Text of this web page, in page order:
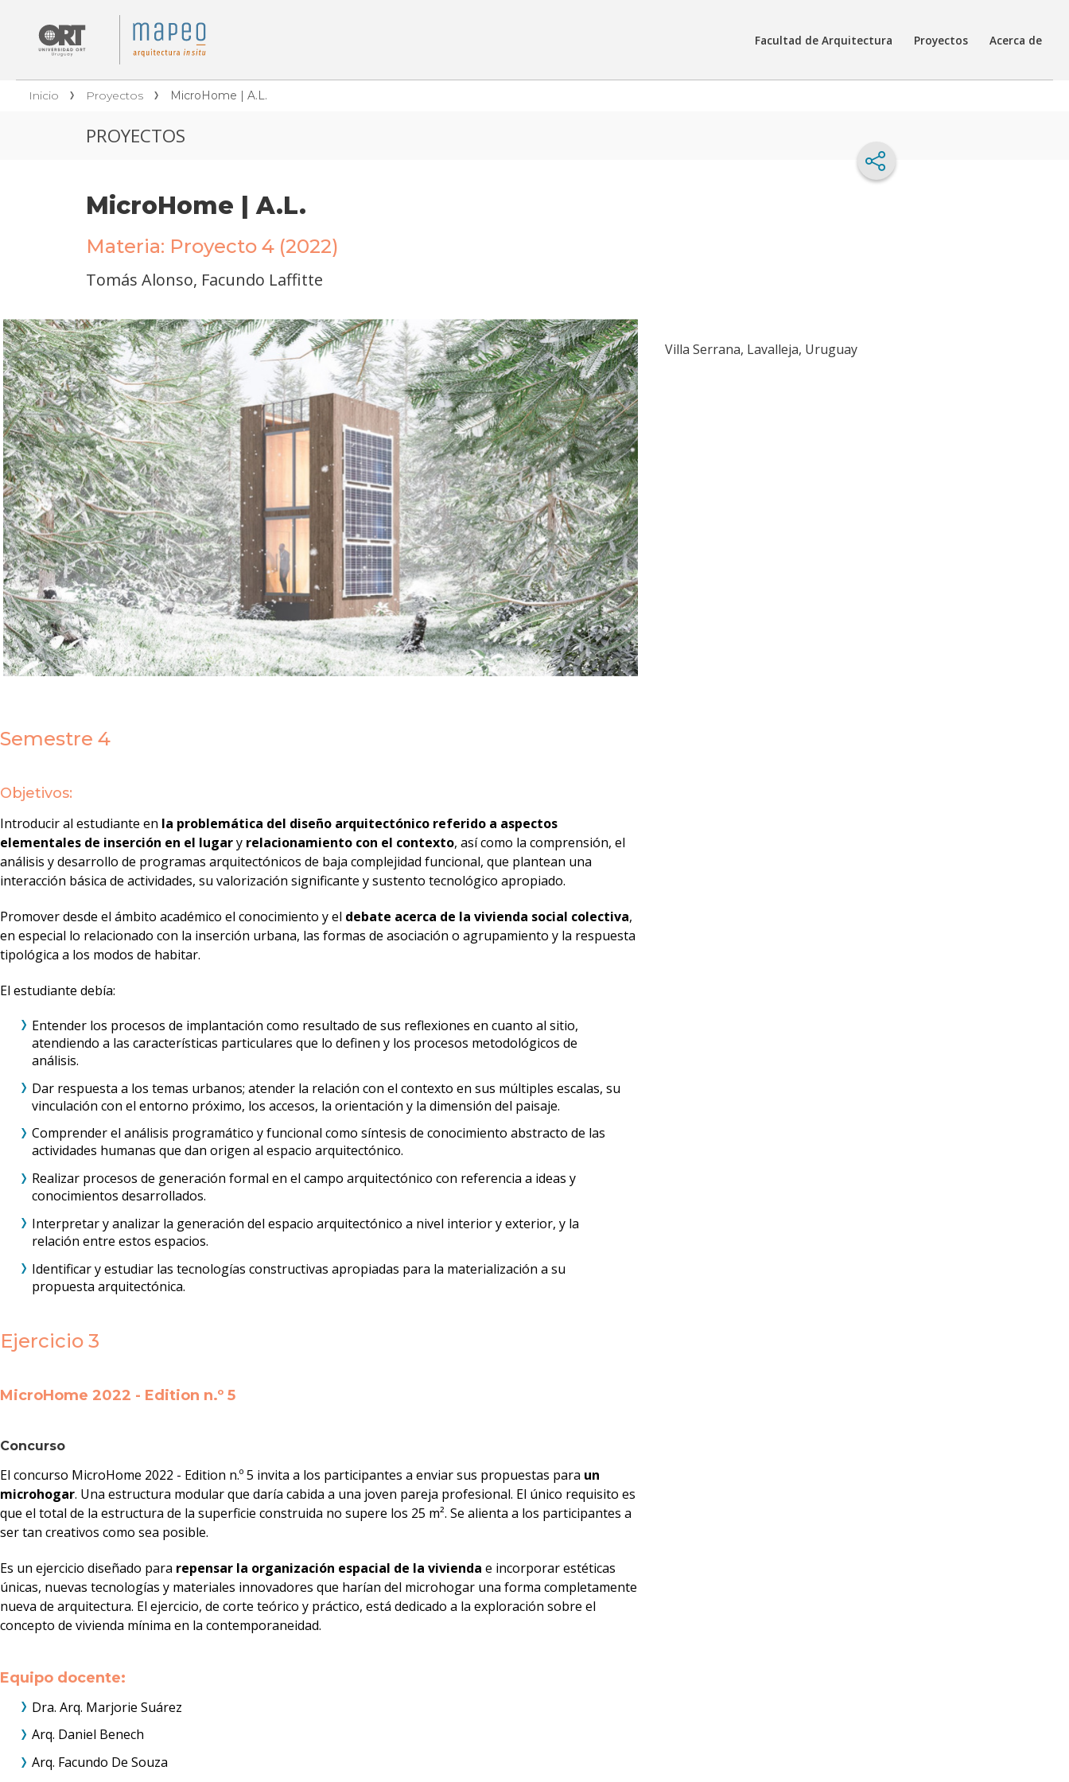
Facultad de Arquitectura Proyectos Acerca de
Inicio Proyectos MicroHome | A.L.
PROYECTOS
MicroHome | A.L.
Materia: Proyecto 4 (2022)
Tomás Alonso, Facundo Laffitte
Semestre 4
Objetivos:
Introducir al estudiante en la problemática del diseño arquitectónico referido a aspectos
elementales de inserción en el lugary relacionamiento con el contexto, así como la comprensión, el
análisis y desarrollo de programas arquitectónicos de baja complejidad funcional, que plantean una
interacción básica de actividades, su valorización significante y sustento tecnológico apropiado.
Promover desde el ámbito académico el conocimiento y el debate acerca de la vivienda social colectiva,
en especial lo relacionado con la inserción urbana, las formas de asociación o agrupamiento y la respuesta
tipológica a los modos de habitar.
El estudiante debía:
Entender los procesos de implantación como resultado de sus reflexiones en cuanto al sitio,
atendiendo a las características particulares que lo definen y los procesos metodológicos de
análisis.
Dar respuesta a los temas urbanos; atender la relación con el contexto en sus múltiples escalas, su
vinculación con el entorno próximo, los accesos, la orientación y la dimensión del paisaje.
Comprender el análisis programático y funcional como síntesis de conocimiento abstracto de las
actividades humanas que dan origen al espacio arquitectónico.
Realizar procesos de generación formal en el campo arquitectónico con referencia a ideas y
conocimientos desarrollados.
Interpretar y analizar la generación del espacio arquitectónico a nivel interior y exterior, y la
relación entre estos espacios.
Identificar y estudiar las tecnologías constructivas apropiadas para la materialización a su
propuesta arquitectónica.
Ejercicio 3
MicroHome 2022 - Edition n.º 5
Concurso
El concurso MicroHome 2022 - Edition n.º 5 invita a los participantes a enviar sus propuestas para un
microhogar. Una estructura modular que daría cabida a una joven pareja profesional. El único requisito es
que el total de la estructura de la superficie construida no supere los 25 m². Se alienta a los participantes a
ser tan creativos como sea posible.
Es un ejercicio diseñado para repensar la organización espacial de la vivienda e incorporar estéticas
únicas, nuevas tecnologías y materiales innovadores que harían del microhogar una forma completamente
nueva de arquitectura. El ejercicio, de corte teórico y práctico, está dedicado a la exploración sobre el
concepto de vivienda mínima en la contemporaneidad.
Equipo docente:
Dra. Arq. Marjorie Suárez
Arq. Daniel Benech
Arq. Facundo De Souza
Villa Serrana, Lavalleja, Uruguay